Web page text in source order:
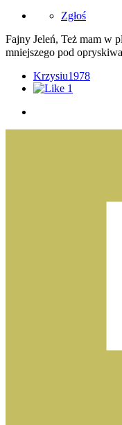
Zgłoś
Fajny Jeleń, Też mam w
mniejszego pod
Krzysiu1978
1